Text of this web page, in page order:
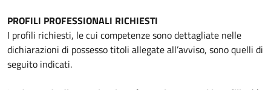
PROFILI PROFESSIONALI RICHIESTI
I profili richiesti, le cui competenze sono dettagliate nelle
dichiarazioni di possesso titoli allegate all’avviso, sono quelli di
seguito indicati.